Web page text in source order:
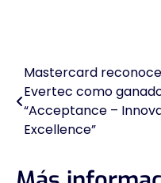
Navegación
de
entradas
Mastercard
Evertec como
“Acceptance –
Excellence”